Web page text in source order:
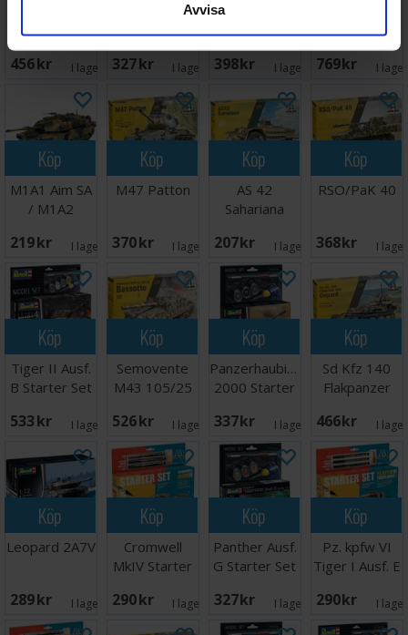
Avvisa
A6M+
456 SEK I lager: 1
Medium Tank
T-55
327 SEK I lager: 1
Sd Kfz 10/4
with FlaK 30
and crew
398 SEK I lager:
Tank
UKRAINE
769 SEK I
Köp
M1A1 Aim SA
/ M1A2
219 SEK I lager: 2
Köp
M47 Patton
370 SEK I lager: 2
Köp
AS 42
Sahariana
207 SEK I lager: 2
Köp
RSO/PaK 40
368 SEK I
Köp
Tiger II Ausf.
B Starter Set
533 SEK I lager: 2
Köp
Semovente
M43 105/25
526 SEK I lager: 1
Köp
Panzerhaubitzen
2000 Starter
337 SEK I lager: 1
Köp
Sd Kfz 140
Flakpanzer
466 SEK I
Köp
Leopard 2A7V
289 SEK I lager: 2
Köp
Cromwell
MkIV Starter
290 SEK I lager: 1
Köp
Panther Ausf.
G Starter Set
327 SEK I lager: 1
Köp
Pz. kpfw VI
Tiger I Ausf. E
290 SEK I